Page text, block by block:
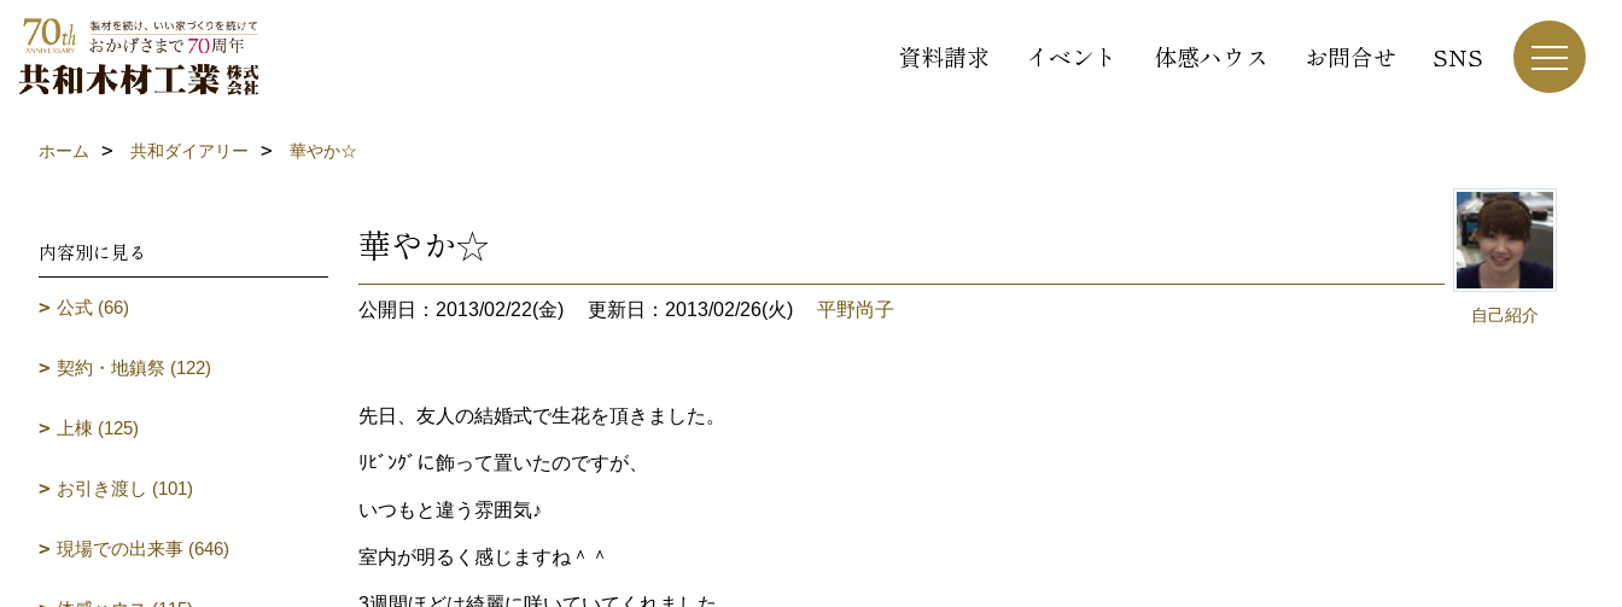
資料請求 イベント 体感ハウス お問合せ SNS
ホーム 共和ダイアリー 華やか☆
自己紹介
華やか☆
公開日：2013/02/22(金) 更新日：2013/02/26(火) 平野尚子
先日、友人の結婚式で生花を頂きました。
ﾘﾋﾞﾝｸﾞに飾って置いたのですが、
いつもと違う雰囲気♪
室内が明るく感じますね＾＾
内容別に見る
公式 (66)
契約・地鎮祭 (122)
上棟 (125)
お引き渡し (101)
現場での出来事 (646)